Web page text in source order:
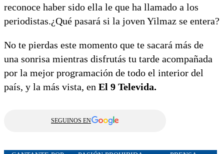
reconoce haber sido ella le que ha llamado a los
periodistas.¿Qué pasará si la joven Yilmaz se entera?
No te pierdas este momento que te sacará más de
una sonrisa mientras disfrutás tu tarde acompañada
por la mejor programación de todo el interior del
país, y la más vista, en El 9 Televida.
SEGUINOS EN